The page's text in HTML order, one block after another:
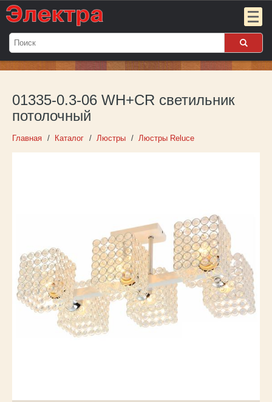
Мой
Пока
пуст
Войти
Контакты
Каталог
товаров
01335-0.3-06 WH+CR светильник
потолочный
Главная Каталог Люстры Люстры Reluce